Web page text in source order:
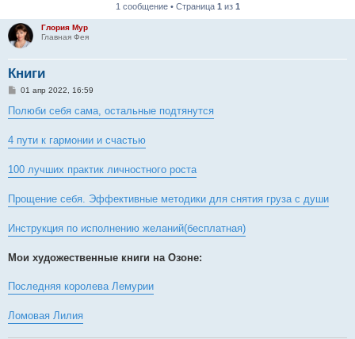
1 сообщение • Страница 1 из 1
Глория Мур
Главная Фея
Книги
С
о
б
е
н
е
01 апр 2022, 16:59
Полюби себя сама, остальные подтянутся
4 пути к гармонии и счастью
100 лучших практик личностного роста
Прощение себя. Эффективные методики для снятия груза с души
Инструкция по исполнению желаний(бесплатная)
Мои художественные книги на Озоне:
Последняя королева Лемурии
Ломовая Лилия